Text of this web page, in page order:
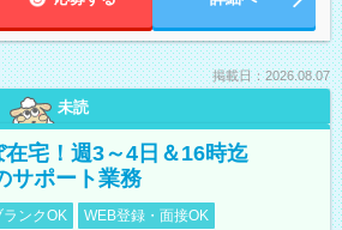
掲載日：2026.08.07
未読
宅！週3～4日＆16時迄
サポート業務
ランクOK WEB登録・面接OK